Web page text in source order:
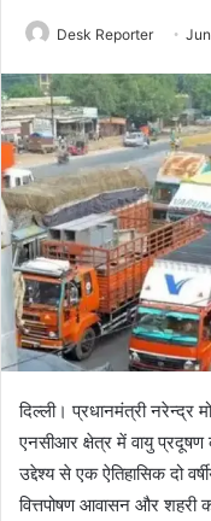
Desk Reporter
दिल्ली। प्रधानमंत्री नरेन्‍द्र
एनसीआर क्षेत्र में वायु
उद्देश्य से एक ऐतिहासिक दो
वित्तपोषण आवासन और शहरी